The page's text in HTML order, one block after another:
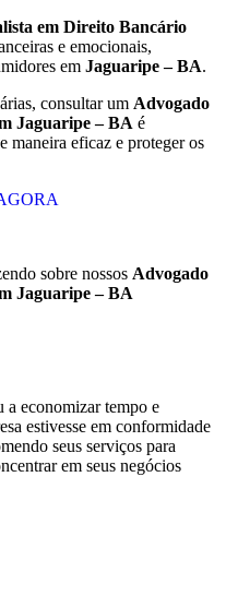
em Direito Bancário
e emocionais,
em Jaguaripe – BA.
consultar um Advogado
Jaguaripe – BA é
maneira eficaz e proteger os
sobre nossos Advogado
Jaguaripe – BA
a economizar tempo e
estivesse em conformidade
seus serviços para
em seus negócios